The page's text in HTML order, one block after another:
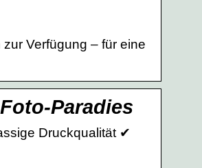
Verfügung – für eine
Paradies
Druckqualität ✔